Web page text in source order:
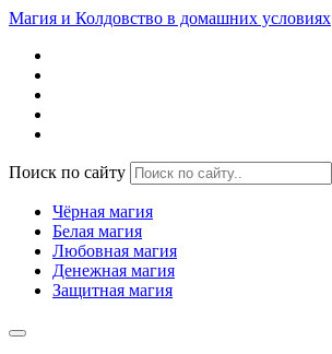
Магия и Колдовство в домашних условиях
Поиск по сайту
Чёрная магия
Белая магия
Любовная магия
Денежная магия
Защитная магия